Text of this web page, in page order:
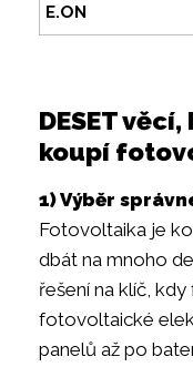
E.ON
DESET
koupí
1) Výběr
Fotovoltaika je
dbát na mnoho
řešení na klíč,
fotovoltaické
panelů až po